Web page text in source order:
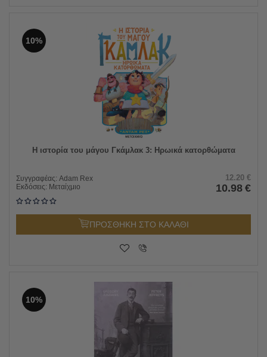
10%
Η ιστορία του μάγου Γκάμλακ 3: Ηρωικά κατορθώματα
Συγγραφέας: Adam Rex
Εκδόσεις: Μεταίχμιο
12.20 €
10.98 €
ΠΡΟΣΘΗΚΗ ΣΤΟ ΚΑΛΑΘΙ
10%